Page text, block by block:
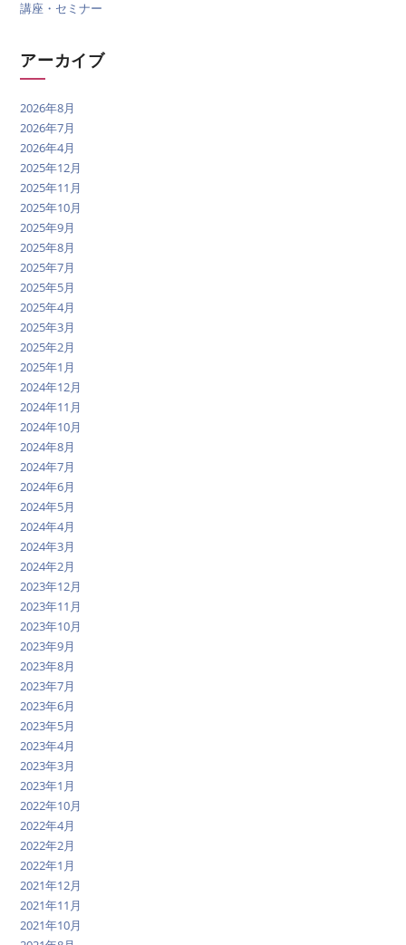
講座・セミナー
アーカイブ
2026年8月
2026年7月
2026年4月
2025年12月
2025年11月
2025年10月
2025年9月
2025年8月
2025年7月
2025年5月
2025年4月
2025年3月
2025年2月
2025年1月
2024年12月
2024年11月
2024年10月
2024年8月
2024年7月
2024年6月
2024年5月
2024年4月
2024年3月
2024年2月
2023年12月
2023年11月
2023年10月
2023年9月
2023年8月
2023年7月
2023年6月
2023年5月
2023年4月
2023年3月
2023年1月
2022年10月
2022年4月
2022年2月
2022年1月
2021年12月
2021年11月
2021年10月